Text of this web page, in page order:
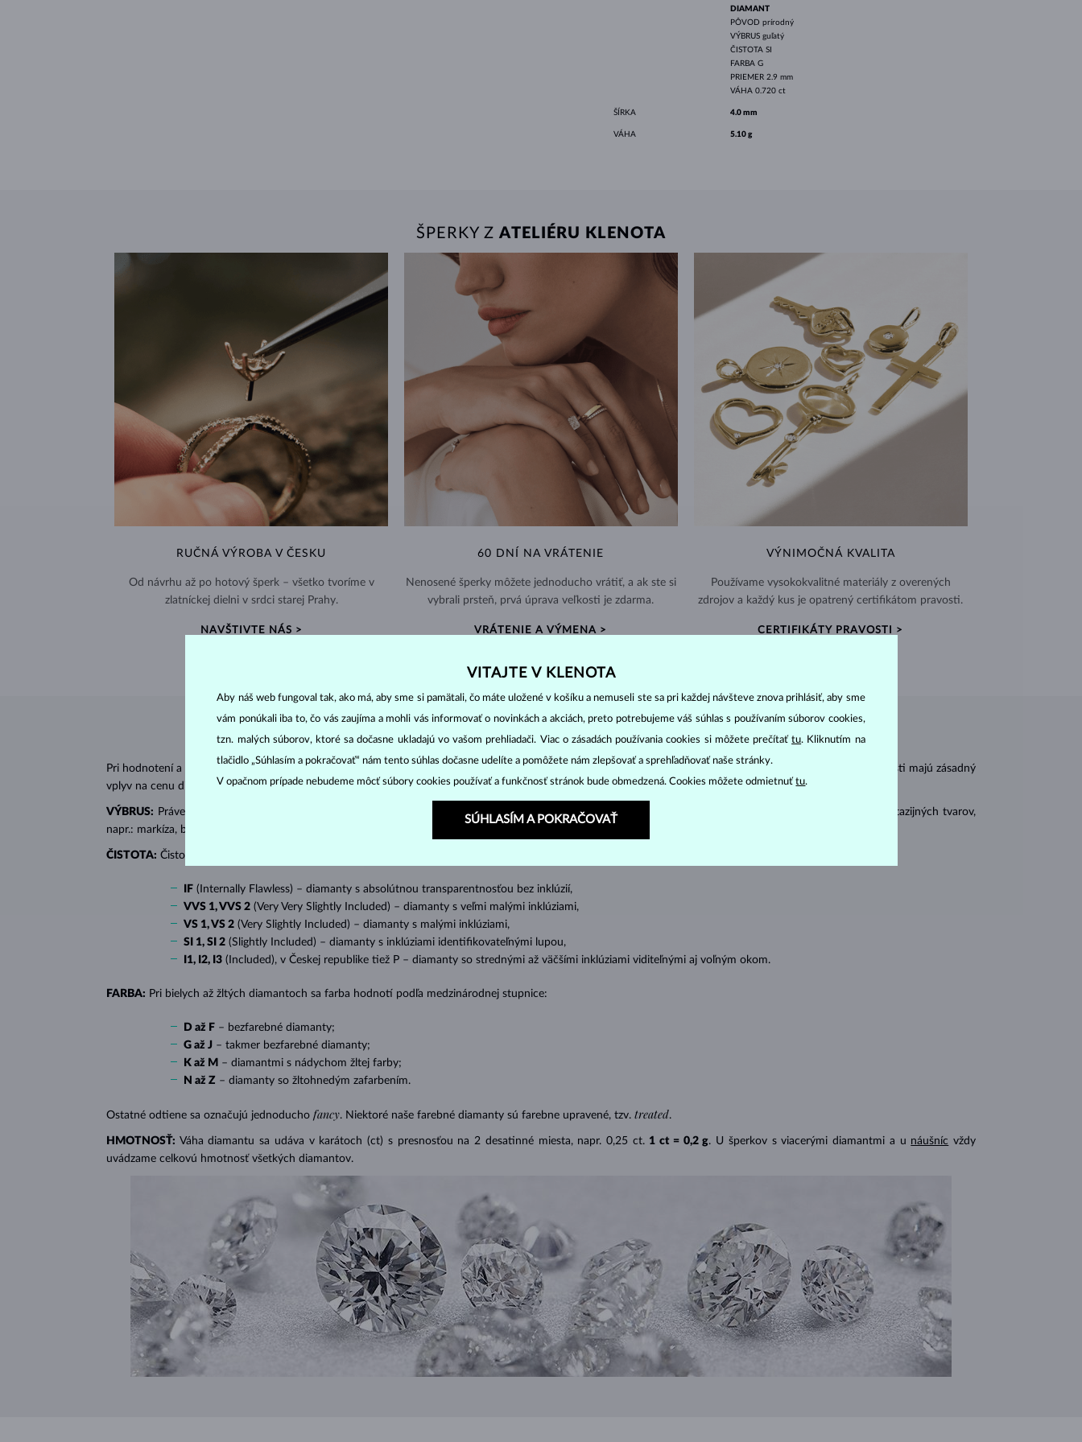
DIAMANT
PÔVOD prírodný
VÝBRUS guľatý
ČISTOTA SI
FARBA G
PRIEMER 2.9 mm
VÁHA 0.720 ct
ŠÍRKA 4.0 mm
VÁHA 5.10 g
ŠPERKY Z ATELIÉRU KLENOTA
RUČNÁ VÝROBA V ČESKU
Od návrhu až po hotový šperk – všetko tvoríme v
zlatníckej dielni v srdci starej Prahy.
NAVŠTIVTE NÁS >
60 DNÍ NA VRÁTENIE
Nenosené šperky môžete jednoducho vrátiť, a ak ste si
vybrali prsteň, prvá úprava veľkosti je zdarma.
VRÁTENIE A VÝMENA >
VÝNIMOČNÁ KVALITA
Používame vysokokvalitné materiály z overených
zdrojov a každý kus je opatrený certifikátom pravosti.
CERTIFIKÁTY PRAVOSTI >
DIAMANTOVÉ ŠPERKY
Pri hodnotení a certifikácii diamantov sa posudzujú ich základné parametre, tzv. 4C: výbrus cut čistota clarity color hmotnosť
). Tieto vlastnosti majú zásadný
vplyv na cenu diamantu.
VÝBRUS: Práve správny výbrus dodáva diamantu jeho oslnivý lesk. Najobľúbenejší je výbrus guľatý, tzv.
. Diamanty sa brúsia aj do mnohých tzv. fantazijných tvarov,
napr.: markíza, bageta, srdiečko, slza, ovál či princess (štvorboký alebo trojboký výbrus s ostrými rohmi, populárny najmä u
ČISTOTA: Čistotu určuje množstvo, veľkosť a rozloženie tzv. inkluzií čiže vnútorných nedokonalostí diamantu:
IF (Internally Flawless) – diamanty s absolútnou transparentnosťou bez inklúzií,
VVS 1, VVS 2 (Very Very Slightly Included) – diamanty s veľmi malými inklúziami,
VS 1, VS 2 (Very Slightly Included) – diamanty s malými inklúziami,
SI 1, SI 2 (Slightly Included) – diamanty s inklúziami identifikovateľnými lupou,
I1, I2, I3 (Included), v Českej republike tiež P – diamanty so strednými až väčšími inklúziami viditeľnými aj voľným okom.
FARBA: Pri bielych až žltých diamantoch sa farba hodnotí podľa medzinárodnej stupnice:
D až F – bezfarebné diamanty;
G až J – takmer bezfarebné diamanty;
K až M – diamantmi s nádychom žltej farby;
N až Z – diamanty so žltohnedým zafarbením.
Ostatné odtiene sa označujú jednoducho fancy. Niektoré naše farebné diamanty sú farebne upravené, tzv. treated.
HMOTNOSŤ: Váha diamantu sa udáva v karátoch (ct) s presnosťou na 2 desatinné miesta, napr. 0,25 ct. 1 ct = 0,2 g. U šperkov s viacerými diamantmi a u náušníc vždy
uvádzame celkovú hmotnosť všetkých diamantov.
VITAJTE V KLENOTA
Aby náš web fungoval tak, ako má, aby sme si pamätali, čo máte uložené v košíku a nemuseli ste sa pri každej návšteve znova prihlásiť, aby sme
vám ponúkali iba to, čo vás zaujíma a mohli vás informovať o novinkách a akciách, preto potrebujeme váš súhlas s používaním súborov cookies,
tzn. malých súborov, ktoré sa dočasne ukladajú vo vašom prehliadači. Viac o zásadách používania cookies si môžete prečítaťtu. Kliknutím na
tlačidlo „Súhlasím a pokračovať“ nám tento súhlas dočasne udelíte a pomôžete nám zlepšovať a sprehľadňovať naše stránky.
V opačnom prípade nebudeme môcť súbory cookies používať a funkčnosť stránok bude obmedzená. Cookies môžete odmietnuťtu.
SÚHLASÍM A POKRAČOVAŤ